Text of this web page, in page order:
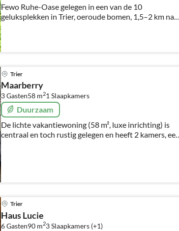
Fewo Ruhe-Oase gelegen in een van de 10
geluksplekken in Trier, oeroude bomen, 1,5–2 km naar
het stadscentrum
Trier
Maarberry
3 Gasten58 m21 Slaapkamers
Duurzaam
De lichte vakantiewoning (58 m², luxe inrichting) is
centraal en toch rustig gelegen en heeft 2 kamers, een
keuken, een badkamer en een klein buitenterras met
zitje. Parkeerplaats
Trier
Haus Lucie
6 Gasten90 m23Slaapkamers (+1)